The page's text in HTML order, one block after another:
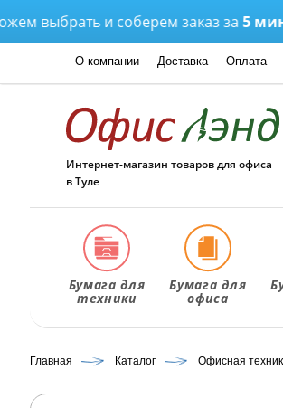
и соберем заказ за5 минут
О компании Доставка Оплата
Интернет-магазин товаров для офиса
в Туле
Бумага для
техники
Бумага для
офиса
Главная Каталог Офисная